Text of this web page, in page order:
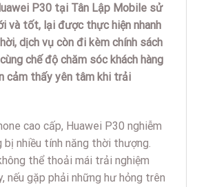
P30 tại Tân Lập Mobile sử
và tốt, lại được thực hiện nhanh
dịch vụ còn đi kèm chính sách
chế độ chăm sóc khách hàng
cảm thấy yên tâm khi trải
cao cấp, Huawei P30 nghiễm
nhiều tính năng thời thượng.
thể thoải mái trải nghiệm
nếu gặp phải những hư hỏng trên